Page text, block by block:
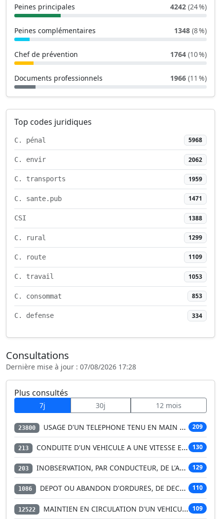
Peines principales 4242 (24 %)
Peines complémentaires 1348 (8 %)
Chef de prévention 1764 (10 %)
Documents professionnels 1966 (11 %)
Top codes juridiques
C. pénal 5968
C. envir 2062
C. transports 1959
C. sante.pub 1471
CSI 1388
C. rural 1299
C. route 1109
C. travail 1053
C. consommat 853
C. defense 334
Consultations
Dernière mise à jour : 07/08/2026 17:28
Plus consultés
7j 30j 12 mois
23800 USAGE D'UN TELEPHONE TENU EN MAIN PAR LE CONDUCTEUR D'… 209
213 CONDUITE D'UN VEHICULE A UNE VITESSE EXCESSIVE EU EGAR… 130
203 INOBSERVATION, PAR CONDUCTEUR, DE L'ARRET IMPOSE PAR L… 129
1086 DEPOT OU ABANDON D'ORDURES, DE DECHETS, DE MATERIAUX O… 110
12522 MAINTIEN EN CIRCULATION D'UN VEHICULE LEGER DE CATEGOR… 109